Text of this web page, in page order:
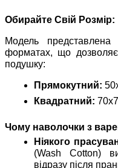
Обирайте Свій Розмір:
Модель
форматах, що
подушку:
Прямокутний:
Квадратний:
Чому наволочки з
Ніякого
(Wash Cotton)
відразу після